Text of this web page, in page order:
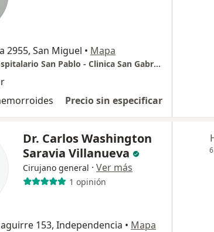
2955, San Miguel • Mapa
Complejo Hospitalario San Pablo - Clinica San Gabriel
Precio sin especificar
Dr. Carlos Washington
Saravia Villanueva
Cirujano general · Ver más
1 opinión
153, Independencia • Mapa